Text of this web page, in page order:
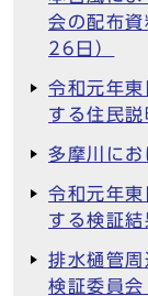
会の配布
26日）
令和元年
する住民
多摩川に
令和元年
する検証
排水樋管
検証委員